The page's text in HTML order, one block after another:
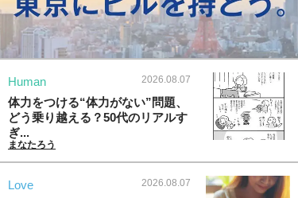
Human 2026.08.07
体力をつける“体力がない”問題、
どう乗り越える？50代のリアルす
ぎ...
まなたろう
Love 2026.08.07